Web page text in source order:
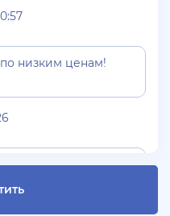
низким ценам!
ТГ -